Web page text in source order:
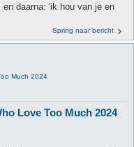
daarna: 'ik hou van je en
Spring naar bericht
Much 2024
Love Too Much 2024